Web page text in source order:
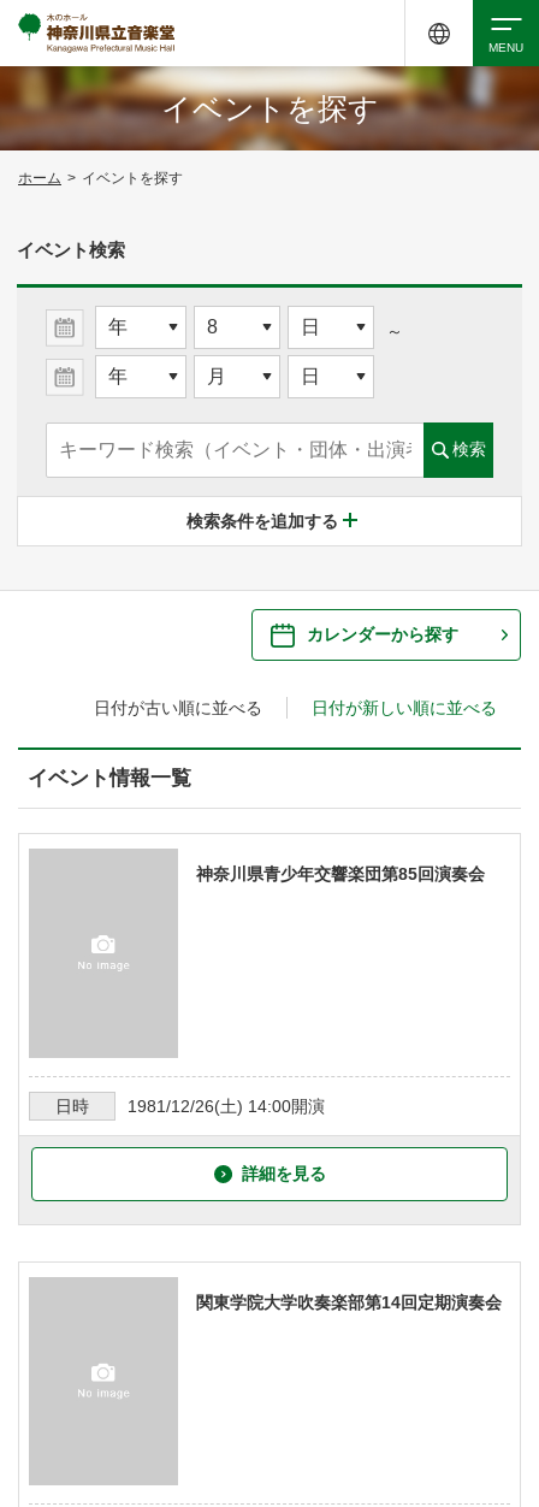
イベントを探す
・ イベント一覧
・ イベントカレンダー
・ 館内サービス・アクセシビリティ
・ よくある質問
・ 施設を借りる
・ 空き状況
音楽堂について
・ 音楽堂のご案内
・ 建築見学ツアー
神奈川県立音楽堂
SNS
検索
イベントを探す
ホーム > イベントを探す
イベント検索
～
検索
検索条件を追加する
カレンダーから探す
日付が古い順に並べる 日付が新しい順に並べる
イベント情報一覧
神奈川県青少年交響楽団第85回演奏会
日時 1981/12/26(土) 14:00開演
詳細を見る
関東学院大学吹奏楽部第14回定期演奏会